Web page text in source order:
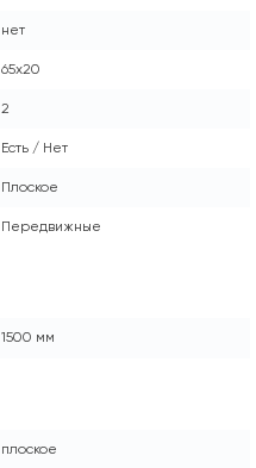
нет
65x20
2
Есть / Нет
Плоское
Передвижные
1500 мм
плоское